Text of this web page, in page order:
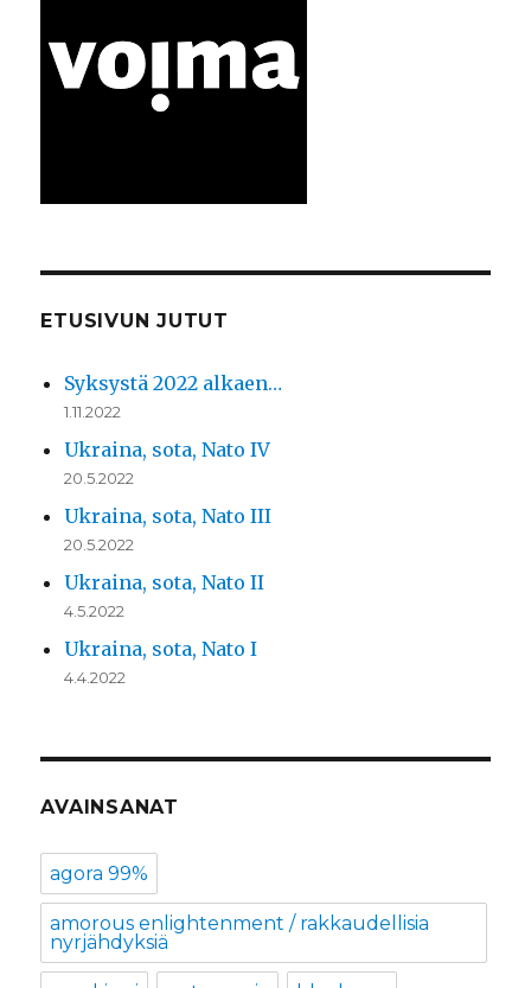
ETUSIVUN JUTUT
Syksystä 2022 alkaen…
1.11.2022
Ukraina, sota, Nato IV
20.5.2022
Ukraina, sota, Nato III
20.5.2022
Ukraina, sota, Nato II
4.5.2022
Ukraina, sota, Nato I
4.4.2022
AVAINSANAT
agora 99%
amorous enlightenment / rakkaudellisia
nyrjähdyksiä